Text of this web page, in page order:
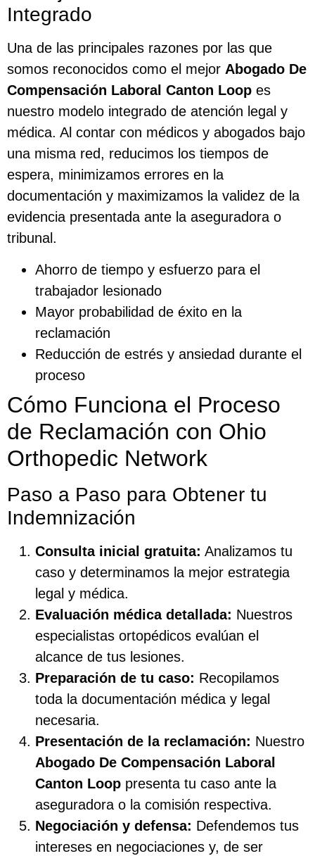
Integrado
Una de las principales razones por las que
somos reconocidos como el mejor Abogado De
Compensación Laboral Canton Loop es
nuestro modelo integrado de atención legal y
médica. Al contar con médicos y abogados bajo
una misma red, reducimos los tiempos de
espera, minimizamos errores en la
documentación y maximizamos la validez de la
evidencia presentada ante la aseguradora o
tribunal.
Ahorro de tiempo y esfuerzo para el
trabajador lesionado
Mayor probabilidad de éxito en la
reclamación
Reducción de estrés y ansiedad durante el
proceso
Cómo Funciona el Proceso
de Reclamación con Ohio
Orthopedic Network
Paso a Paso para Obtener tu
Indemnización
Consulta inicial gratuita: Analizamos tu
caso y determinamos la mejor estrategia
legal y médica.
Evaluación médica detallada: Nuestros
especialistas ortopédicos evalúan el
alcance de tus lesiones.
Preparación de tu caso: Recopilamos
toda la documentación médica y legal
necesaria.
Presentación de la reclamación: Nuestro
Abogado De Compensación Laboral
Canton Loop presenta tu caso ante la
aseguradora o la comisión respectiva.
Negociación y defensa: Defendemos tus
intereses en negociaciones y, de ser